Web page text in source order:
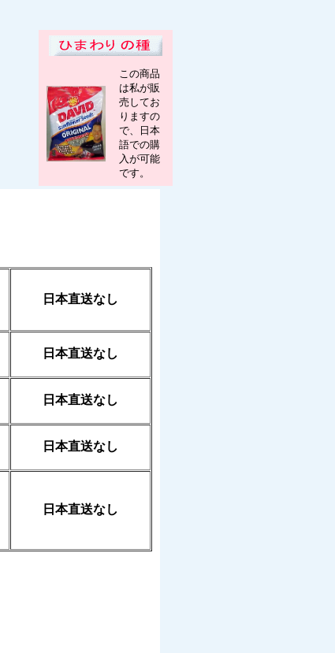
この商品
は私が販
売してお
りますの
で、日本
語での購
入が可能
です。
日本直送なし
日本直送なし
日本直送なし
日本直送なし
日本直送なし